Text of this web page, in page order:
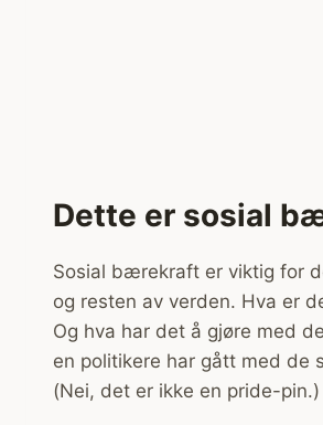
Dette er sosial
Sosial bærekraft er viktig for
og resten av verden. Hva er
Og hva har det å gjøre med
en politikere har gått med de
(Nei, det er ikke en pride-pin.)